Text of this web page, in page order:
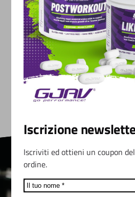
Iscrizione
Iscriviti ed ottieni un coupon
ordine.
Name